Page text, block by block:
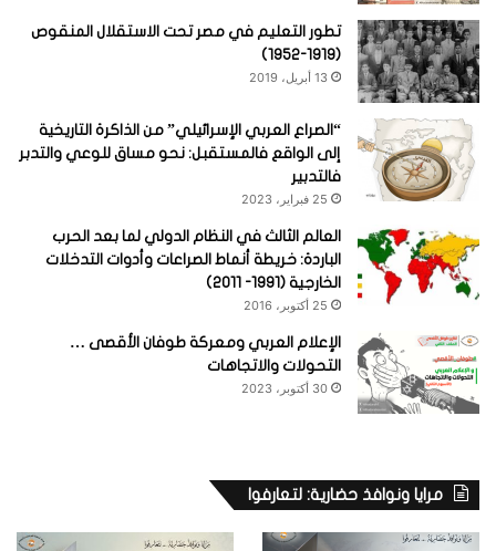
تطور التعليم في مصر تحت الاستقلال المنقوص
(1919-1952)
13 أبريل، 2019
“الصراع العربي الإسرائيلي” من الذاكرة التاريخية
إلى الواقع فالمستقبل: نحو مساق للوعي والتدبر
فالتدبير
25 فبراير، 2023
العالم الثالث في النظام الدولي لما بعد الحرب
الباردة: خريطة أنماط الصراعات وأدوات التدخلات
الخارجية (1991- 2011)
25 أكتوبر، 2016
الإعلام العربي ومعركة طوفان الأقصى …
التحولات والاتجاهات
30 أكتوبر، 2023
مرايا ونوافذ حضارية: لتعارفوا